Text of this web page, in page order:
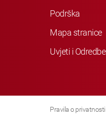
Podrška
Mapa stranice
Uvjeti i Odredbe
Pravila o privatnosti